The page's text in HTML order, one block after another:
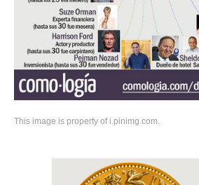
This image is property of i.pinimg.com.